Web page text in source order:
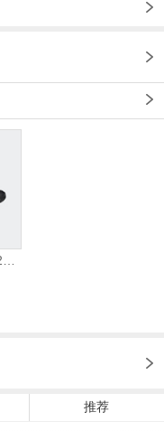
adidas阿迪达斯2025中性edge gamedaySPW FTW-跑步GW2499
推荐